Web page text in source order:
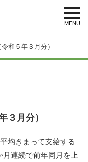
和５年３月分）
３月分）
均きまって支給する
月連続で前年同月を上